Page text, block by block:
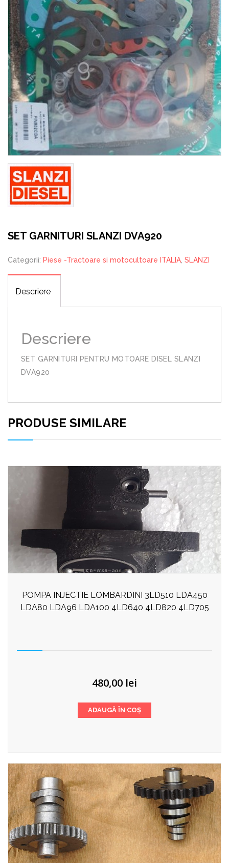
SET GARNITURI SLANZI DVA920
Categorii: Piese -Tractoare si motocultoare ITALIA, SLANZI
Descriere
Descriere
SET GARNITURI PENTRU MOTOARE DISEL SLANZI
DVA920
PRODUSE SIMILARE
POMPA INJECTIE LOMBARDINI 3LD510 LDA450
LDA80 LDA96 LDA100 4LD640 4LD820 4LD705
480,00 lei
ADAUGĂ ÎN COȘ